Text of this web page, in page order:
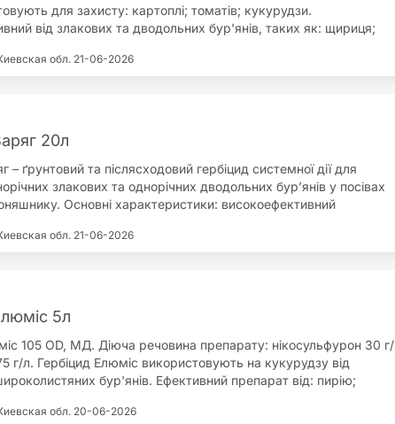
для захисту: картоплі; томатів; кукурудзи.
від злакових та дводольних бур'янів, таких як: щириця;
пирій; м'ята; ромашка; пажитниця; мак; переліска;
великого спектру бур'янів; безпечний для картоплі
гектарні норми; немає обмежень у сівозміні.
обл. 21-06-2026
20л
– ґрунтовий та післясходовий гербіцид системної дії для
злакових та однорічних дводольних бур’янів у посівах
Основні характеристики: високоефективний
«технологічне вікно» застосування; відсутність обмежень
із гербіцидами на основі ацетохлору.
обл. 21-06-2026
5л
105 OD, МД. Діюча речовина препарату: нікосульфурон 30 г/
г/л. Гербіцид Елюміс використовують на кукурудзу від
бур'янів. Ефективний препарат від: пирію;
щетинника; просо; лисохвоста; ромашки; редьки; горця;
обл. 20-06-2026